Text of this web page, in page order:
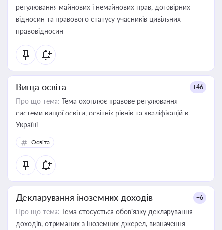
регулювання майнових і немайнових прав, договірних
відносин та правового статусу учасників цивільних
правовідносин
Вища освіта +46
Про що тема: Тема охоплює правове регулювання
системи вищої освіти, освітніх рівнів та кваліфікацій в
Україні
Освіта
Декларування іноземних доходів +6
Про що тема: Тема стосується обов’язку декларування
доходів, отриманих з іноземних джерел, визначення